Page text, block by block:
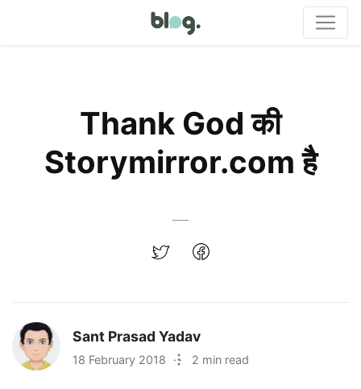
Thank God की
Storymirror.com है
Sant Prasad Yadav
18 February 2018 · 2 min read